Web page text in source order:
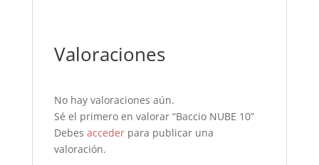
Valoraciones
No hay valoraciones aún.
Sé el primero en valorar “Baccio NUBE 10”
Debes accederpara publicar una
valoración.